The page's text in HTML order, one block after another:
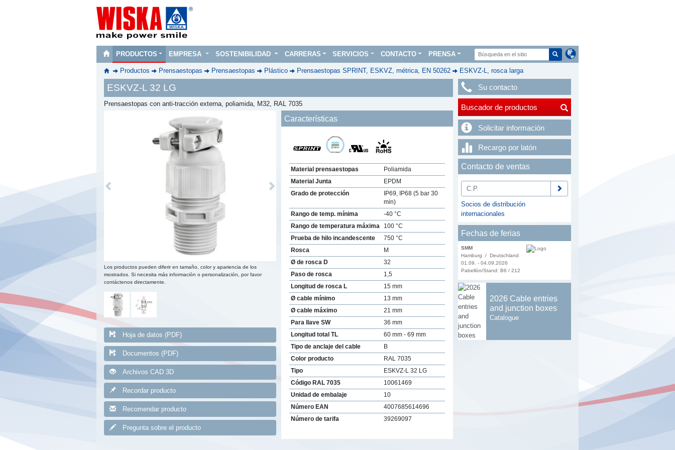
PRODUCTOS EMPRESA SOSTENIBILIDAD CARRERAS SERVICIOS CONTACTO PRENSA
Productos Prensaestopas Prensaestopas Plástico Prensaestopas SPRINT, ESKVZ, métrica, EN 50262 ESKVZ-L, rosca larga
ESKVZ-L 32 LG
Prensaestopas con anti-tracción externa, poliamida, M32, RAL 7035
Previous Next
Los productos pueden diferir en tamaño, color y apariencia de los
mostrados. Si necesita más información o personalización, por favor
contáctenos directamente.
Hoja de datos (PDF)
Documentos (PDF)
Archivos CAD 3D
Recordar producto
Recomendar producto
Pregunta sobre el producto
Características
Material prensaestopas
Poliamida
Material Junta
EPDM
Grado de protección
IP69, IP68 (5 bar 30
min)
Rango de temp. mínima
-40 °C
Rango de temperatura máxima
100 °C
Prueba de hilo incandescente
750 °C
Rosca
M
Ø de rosca D
32
Paso de rosca
1,5
Longitud de rosca L
15 mm
Ø cable mínimo
13 mm
Ø cable máximo
21 mm
Para llave SW
36 mm
Longitud total TL
60 mm - 69 mm
Tipo de anclaje del cable
B
Color producto
RAL 7035
Tipo
ESKVZ-L 32 LG
Código RAL 7035
10061469
Unidad de embalaje
10
Número EAN
4007685614696
Número de tarifa
39269097
Su contacto
Buscador de productos
Solicitar información
Recargo por latón
Contacto de ventas
Socios de distribución
internacionales
Fechas de ferias
SMM
Hamburg / Deutschland
01.09. - 04.09.2026
Pabellón/Stand: B6 / 212
2026 Cable entries
and junction boxes
Catalogue